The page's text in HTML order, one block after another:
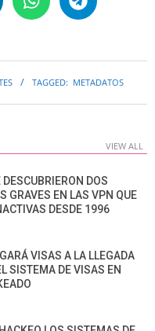
TAGGED: METADATOS
VIEW ALL
DOS
GRAVES EN LAS VPN QUE
DESDE 1996
VISAS A LA LLEGADA
SISTEMA DE VISAS EN